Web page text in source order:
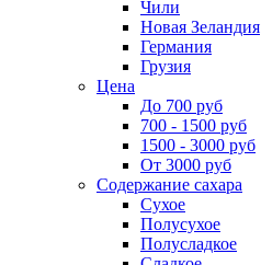
Чили
Новая Зеландия
Германия
Грузия
Цена
До 700 руб
700 - 1500 руб
1500 - 3000 руб
От 3000 руб
Содержание сахара
Сухое
Полусухое
Полусладкое